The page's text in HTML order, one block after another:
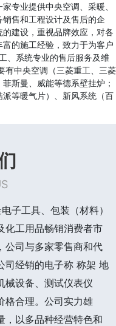
专业提供中央空调、采暖、
售和工程设计及售后的企
建设，重视品牌效应，对各
的施工经验，致力于为客户
、系统专业的售后服务及维
有中央空调（三菱重工、三菱
斯曼、威能等德系壁挂炉；
等暖气片）、新风系统（百
子工具、包装（材料）
化工用品畅销消费者市
公司与多家零售商和代
司经销的电子称 称架 地
械设备、测试仪表仪
格合理。公司实力雄
，以多品种经营特色和